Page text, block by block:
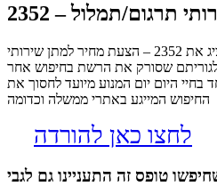
תרגום/תמלול
הינך בעמוד אשר מציג את 2352 – הצעת מחיר למתן שירותי
שסורק את הרשת בחיפוש אחר
היום יום המנוע מיועד לחסוך את
החיפוש המייגע באתרי ממשלה וכדומה
לחצו כאן להורדה
טופס זה התעניינו גם לגבי